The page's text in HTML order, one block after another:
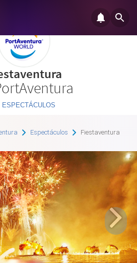
Espectáculos Fiestaventura